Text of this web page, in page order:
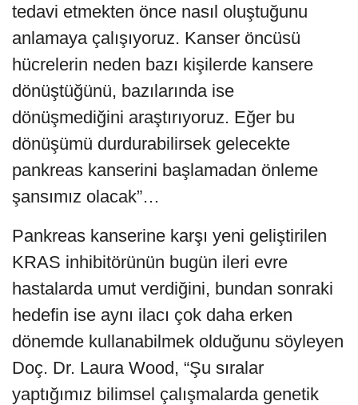
tedavi etmekten önce nasıl oluştuğunu
anlamaya çalışıyoruz. Kanser öncüsü
hücrelerin neden bazı kişilerde kansere
dönüştüğünü, bazılarında ise
dönüşmediğini araştırıyoruz. Eğer bu
dönüşümü durdurabilirsek gelecekte
pankreas kanserini başlamadan önleme
şansımız olacak”…
Pankreas kanserine karşı yeni geliştirilen
KRAS inhibitörünün bugün ileri evre
hastalarda umut verdiğini, bundan sonraki
hedefin ise aynı ilacı çok daha erken
dönemde kullanabilmek olduğunu söyleyen
Doç. Dr. Laura Wood, “Şu sıralar
yaptığımız bilimsel çalışmalarda genetik